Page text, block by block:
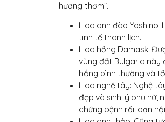
hương thơm”.
Hoa anh đào
tinh tế thanh lịch.
Hoa hồng Damask:
vùng đất Bulgaria này
hồng bình thường và
Hoa nghệ tây: Nghệ
đẹp và sinh lý phụ nữ,
chứng bệnh rối loạn